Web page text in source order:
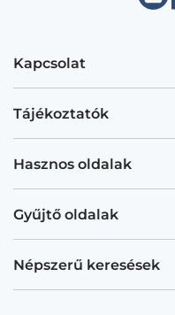
Kapcsolat
Tájékoztatók
Hasznos oldalak
Gyűjtő oldalak
Népszerű keresések